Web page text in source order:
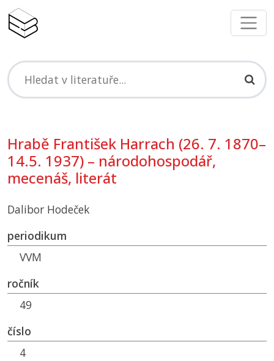
Hrabě František Harrach (26. 7. 1870–
14.5. 1937) – národohospodář,
mecenáš, literát
Dalibor Hodeček
periodikum
VVM
ročník
49
číslo
4